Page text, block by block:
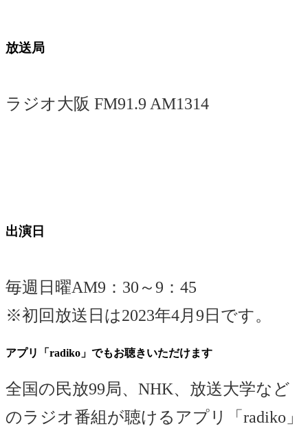
放送局
ラジオ大阪 FM91.9 AM1314
出演日
毎週日曜AM9：30～9：45
※初回放送日は2023年4月9日です。
アプリ「radiko」でもお聴きいただけます
全国の民放99局、NHK、放送大学など
のラジオ番組が聴けるアプリ「radiko」